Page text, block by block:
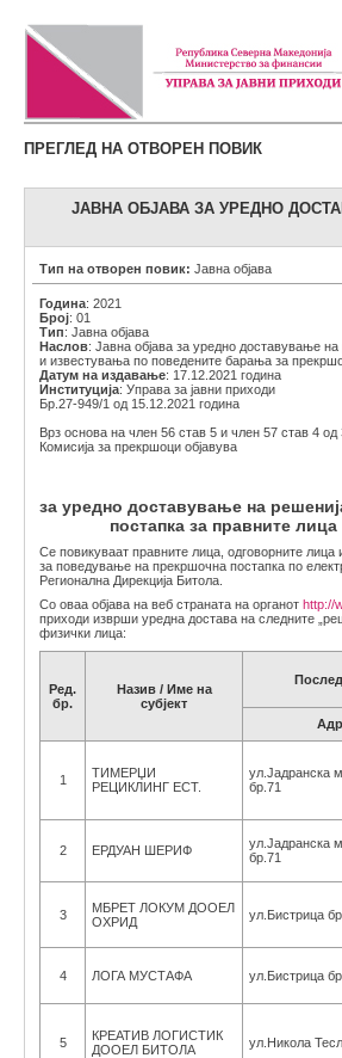
ПРЕГЛЕД НА ОТВОРЕН ПОВИК
ЈАВНА ОБЈАВА ЗА УРЕДНО
Тип на отворен повик: Јавна објава
Година: 2021
Број: 01
Тип: Јавна објава
Наслов: Јавна објава за уредно доставување
и известувања по поведените барања за
Датум на издавање: 17.12.2021 година
Институција: Управа за јавни приходи
Бр.27-949/1 од 15.12.2021 година
Врз основа на член 56 став 5 и член 57 став 4
Комисија за прекршоци објавува
за уредно доставување на
постапка за правните
Се повикуваат правните лица, одговорните
за поведување на прекршочна постапка по
Регионална Дирекција Битола.
Со оваа објава на веб страната на органот http://
приходи изврши уредна достава на следните
физички лица:
Ред.
бр.
Назив / Име на
субјект
1
ТИМЕРЏИ
РЕЦИКЛИНГ ЕСТ.
ул.Јадранска
бр.71
2 ЕРДУАН ШЕРИФ
ул.Јадранска
бр.71
3
МБРЕТ ЛОКУМ ДООЕЛ
ОХРИД
ул.Бистрица
4 ЛОГА МУСТАФА ул.Бистрица
5
КРЕАТИВ ЛОГИСТИК
ДООЕЛ БИТОЛА
ул.Никола